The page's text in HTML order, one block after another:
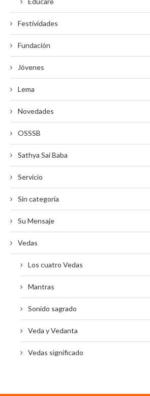
Festividades
Fundación
Jóvenes
Lema
Novedades
OSSSB
Sathya Sai Baba
Servicio
Sin categoría
Su Mensaje
Vedas
Los cuatro Vedas
Mantras
Sonido sagrado
Veda y Vedanta
Vedas significado